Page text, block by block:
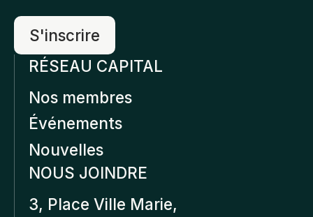
RÉSEAU CAPITAL
Nos membres
Événements
Nouvelles
NOUS JOINDRE
3, Place Ville Marie,